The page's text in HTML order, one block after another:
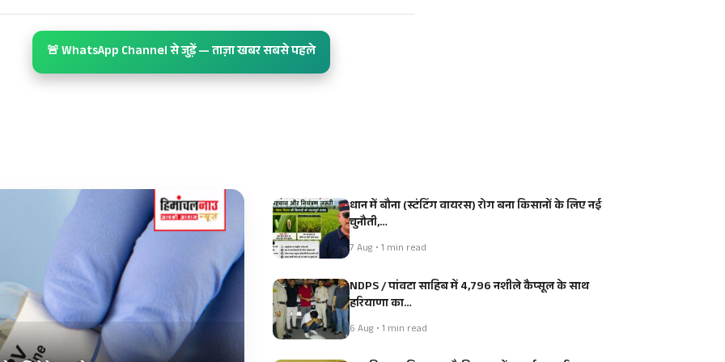
🚨 WhatsApp Channel से जुड़ें — ताज़ा खबर सबसे पहले
धान में बौना (स्टंटिंग वायरस) रोग बना किसानों के लिए नई
चुनौती,…
7 Aug • 1 min read
NDPS / पांवटा साहिब में 4,796 नशीले कैप्सूल के साथ
हरियाणा का…
6 Aug • 1 min read